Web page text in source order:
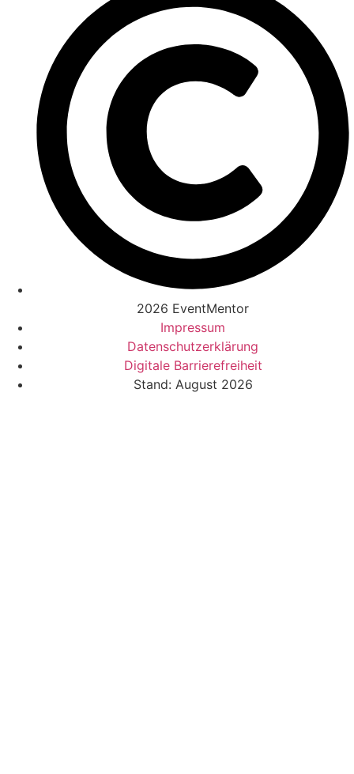
2026 EventMentor
Impressum
Datenschutzerklärung
Digitale Barrierefreiheit
Stand: August 2026